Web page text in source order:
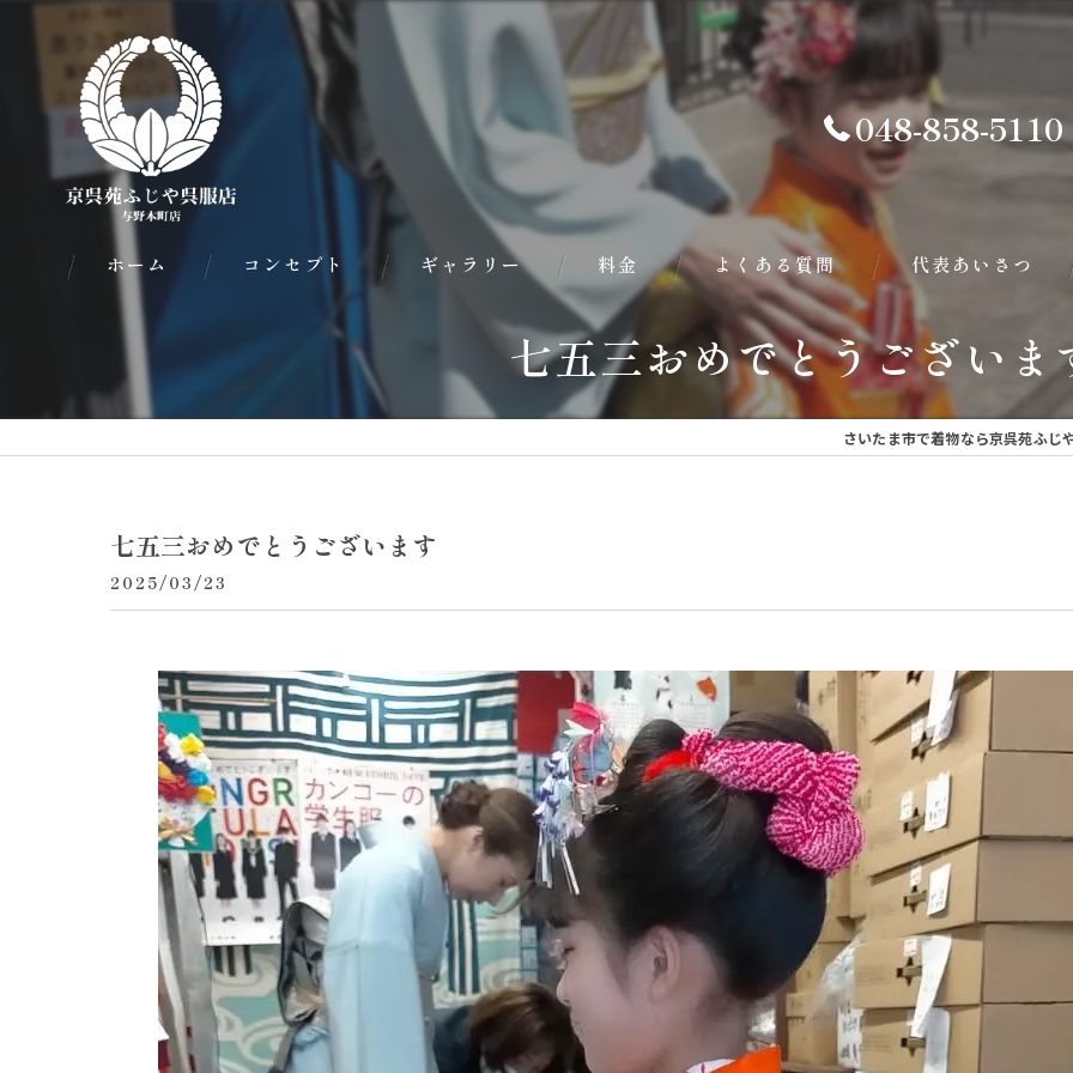
048-858-5110
ホーム コンセプト ギャラリー 料金 よくある質問 代表あいさつ
七五三おめでとうございま
さいたま市で着物なら京呉苑ふじ
七五三おめでとうございます
2025/03/23